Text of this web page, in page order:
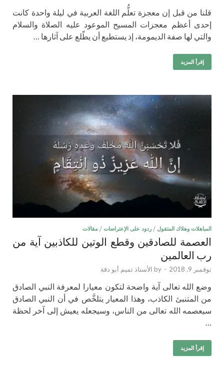
قلنا من قبل إن معجزة تعلُّم اللغة العربية في ليلة واحدة كانت
إحدى أعظم معجزات المسيح الموعود عليه الصلاة والسلام
والتي لها صفة الديمومة، إذ يستطيع أن يطّلع على آثارها …
إقرأ المزيد
المباهلات وهلاك المتقول / ردود على الإعتراضات / مقالات
العصمة للصادقين وقطع الوتين للكاذبين آية من
رب العالمين
نوفمبر 9, 2018 -
by الأستاذ تميم أبو دقة
وضع الله تعالى آية واضحة لتكون معيارا لمعرفة النبي الصادق
من المتنبئ الكاذب، وهذا المعيار يتلخَّص في أن النبي الصادق
سيعصمه الله تعالى من الناس، وسيجعله يعيش إلى آخر لحظة
إقرأ المزيد